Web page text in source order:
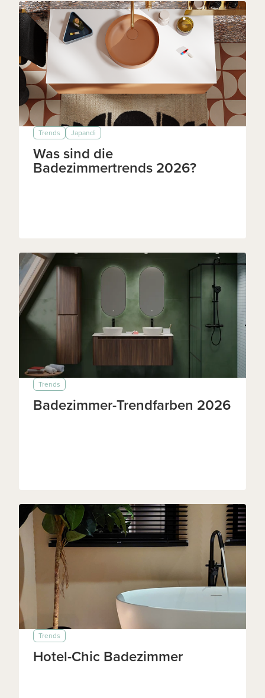
Trends Japandi
Was sind die
Badezimmertrends 2026?
Trends
Badezimmer-Trendfarben 2026
Trends
Hotel-Chic Badezimmer